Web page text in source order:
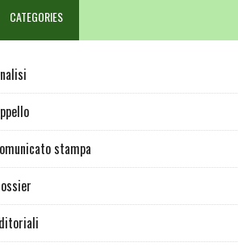
CATEGORIES
stampa